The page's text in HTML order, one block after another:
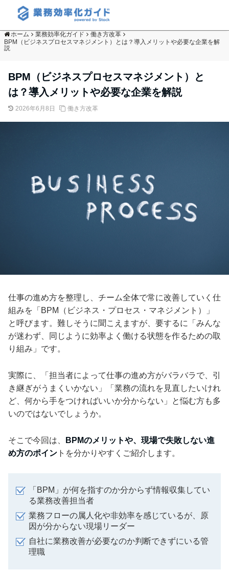
ホーム 業務効率化ガイド
働き方改革
BPM（ビジネスプロセスマネジメント）とは？導入メリットや必要な企業を解
説
BPM（ビジネスプロセスマネジメント）と
は？導入メリットや必要な企業を解説
2026年6月8日 働き方改革
仕事の進め方を整理し、チーム全体で常に改善していく仕
組みを「BPM（ビジネス・プロセス・マネジメント）」
と呼びます。難しそうに聞こえますが、要するに「みんな
が迷わず、同じように効率よく働ける状態を作るための取
り組み」です。
実際に、「担当者によって仕事の進め方がバラバラで、引
き継ぎがうまくいかない」「業務の流れを見直したいけれ
ど、何から手をつければいいか分からない」と悩む方も多
いのではないでしょうか。
そこで今回は、
BPMのメリットや、現場で失敗しない進
め方のポイン トを分かりやすくご紹介します。
「BPM」が何を指すのか分からず情報収集してい
る業務改善担当者
業務フローの属人化や非効率を感じているが、原
因が分からない現場リーダー
自社に業務改善が必要なのか判断できずにいる管
理職